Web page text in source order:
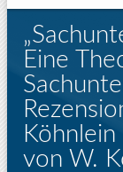
Eine
von W.